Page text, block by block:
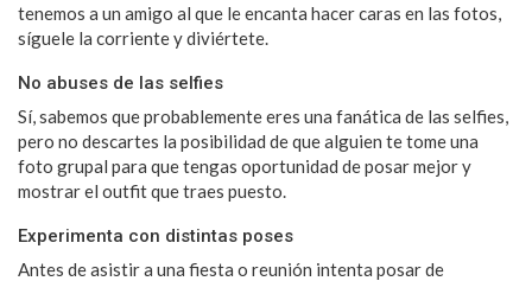
tenemos a un amigo al que le encanta hacer caras en las fotos,
síguele la corriente y diviértete.
No abuses de las selfies
Sí, sabemos que probablemente eres una fanática de las selfies,
pero no descartes la posibilidad de que alguien te tome una
foto grupal para que tengas oportunidad de posar mejor y
mostrar el outfit que traes puesto.
Experimenta con distintas poses
Antes de asistir a una fiesta o reunión intenta posar de